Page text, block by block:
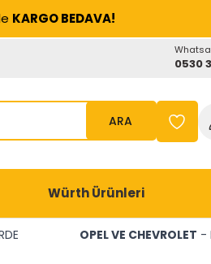
KARGO BEDAVA!
0530
ARA
Würth Ürünleri
OPEL VE CHEVROLET -